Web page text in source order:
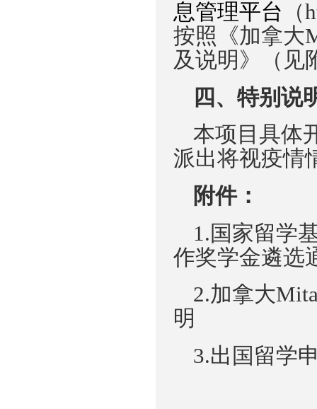
息管理平台 （
按照《加拿大
及说明 》（ 见
四、 特别 说
本项目 具体
派出将视疫情
附件：
1 .国家留学
作奖学金遴选
2.加拿大
明
3.出国留学